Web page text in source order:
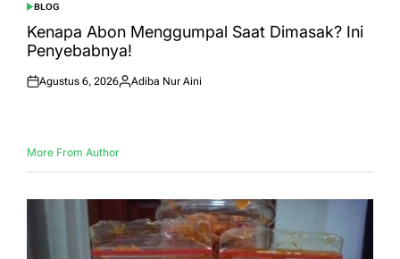
POSTED
IN
BLOG
Kenapa Abon Menggumpal Saat Dimasak? Ini
Penyebabnya!
Posted
Agustus 6, 2026
Posted
Adiba Nur Aini
More From Author